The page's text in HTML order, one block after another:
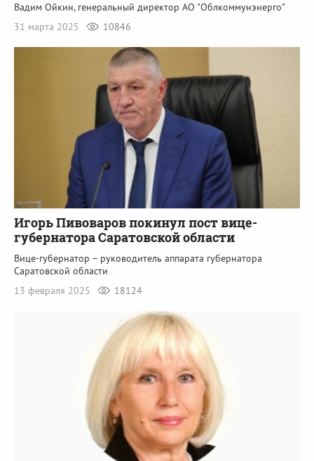
Вадим Ойкин, генеральный директор АО "Облкоммунэнерго"
31 марта 2025
10846
Игорь Пивоваров покинул пост вице-
губернатора Саратовской области
Вице-губернатор – руководитель аппарата губернатора
Саратовской области
13 февраля 2025
18124